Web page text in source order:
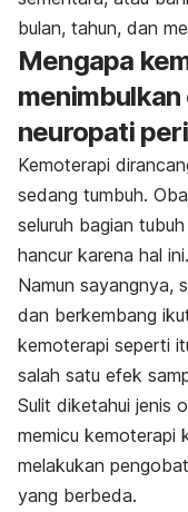
bulan, tahun, dan
Mengapa
neuropati
Kemoterapi
sedang tumbuh.
seluruh bagian
hancur karena hal ini.
Namun sayangnya,
dan berkembang
kemoterapi seperti
salah satu efek
Sulit diketahui jenis
memicu kemoterapi
melakukan
yang berbeda.